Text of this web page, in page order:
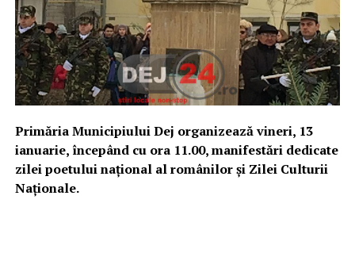
Primăria Municipiului Dej organizează vineri, 13
ianuarie, începând cu ora 11.00, manifestări dedicate
zilei poetului naţional al românilor și Zilei Culturii
Naționale.